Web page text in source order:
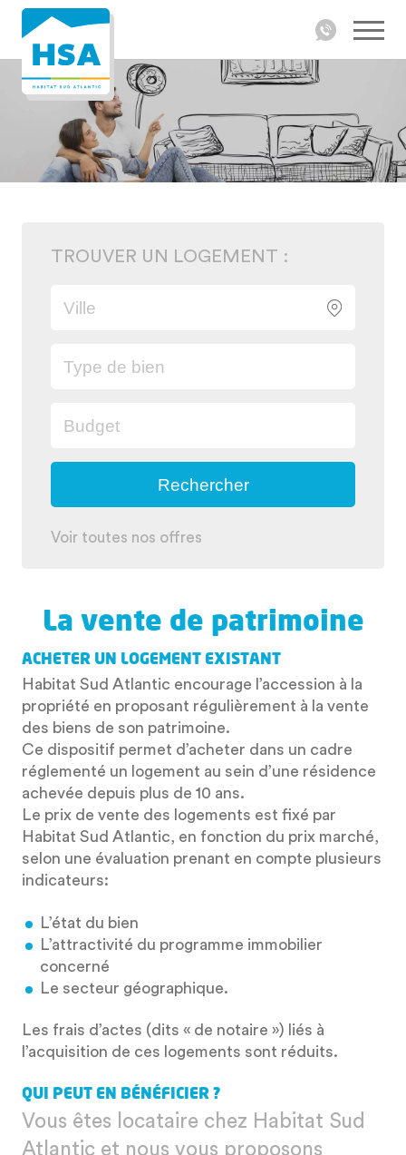
TROUVER UN LOGEMENT
Voir toutes nos offres
La vente de patrimoine
ACHETER UN LOGEMENT EXISTANT
Habitat Sud Atlantic encourage l’accession à la
propriété en proposant régulièrement à la vente
des biens de son patrimoine.
Ce dispositif permet d’acheter dans un cadre
réglementé un logement au sein d’une résidence
achevée depuis plus de 10 ans.
Le prix de vente des logements est fixé par
Habitat Sud Atlantic, en fonction du prix marché,
selon une évaluation prenant en compte plusieurs
indicateurs:
L’état du bien
L’attractivité du programme immobilier
concerné
Le secteur géographique.
Les frais d’actes (dits « de notaire ») liés à
l’acquisition de ces logements sont réduits.
QUI PEUT EN BÉNÉFICIER ?
Vous êtes locataire chez Habitat Sud
Atlantic et nous vous proposons